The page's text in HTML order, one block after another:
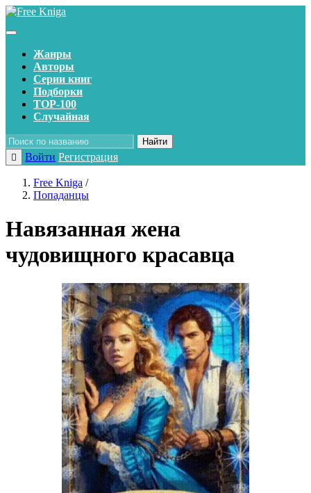
Жанры
Авторы
Серии книг
Подборки
TOP-100
Случайная
Найти
Войти Регистрация
Free Kniga /
Попаданцы
Навязанная жена
чудовищного красавца